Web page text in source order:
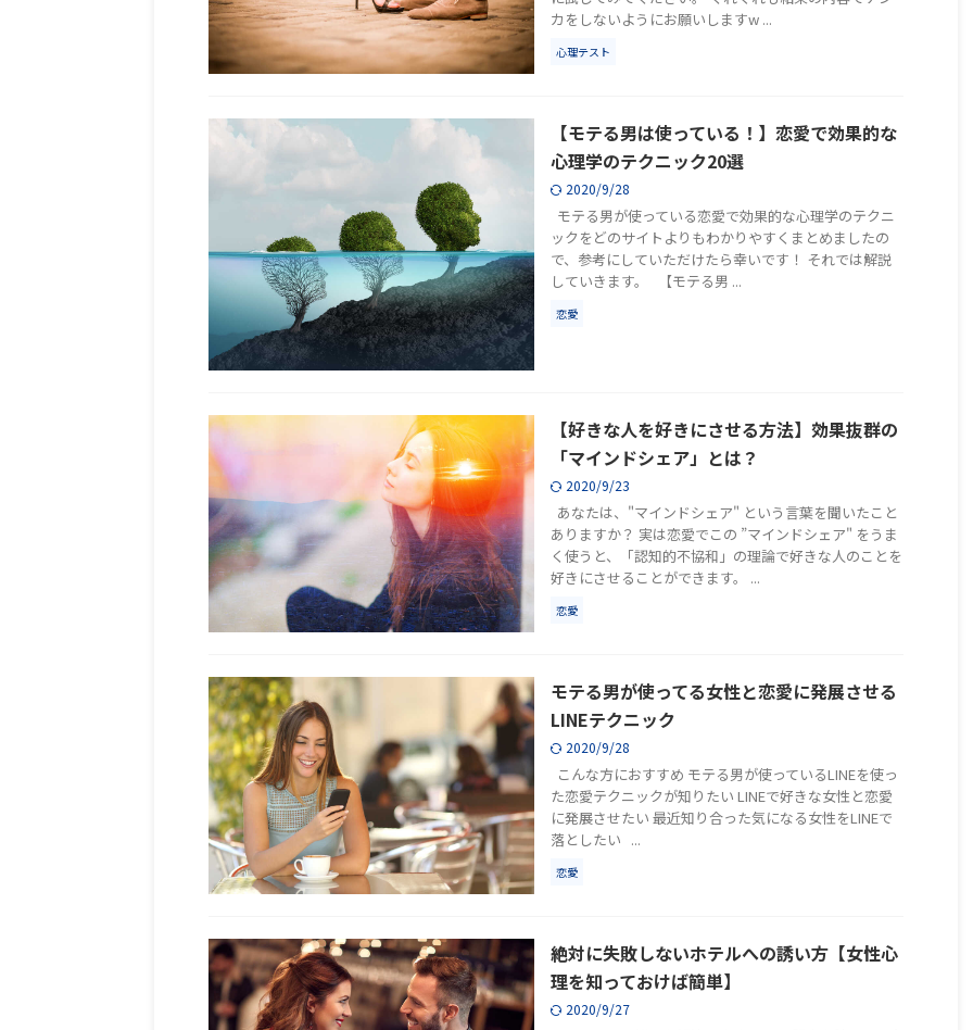
カをしないようにお願いしますw ...
心理テスト
【モテる男は使っている！】恋愛で効果的な
心理学のテクニック20選
2020/9/28
モテる男が使っている恋愛で効果的な心理学のテクニ
ックをどのサイトよりもわかりやすくまとめましたの
で、参考にしていただけたら幸いです！ それでは解説
していきます。 【モテる男 ...
恋愛
【好きな人を好きにさせる方法】効果抜群の
「マインドシェア」とは？
2020/9/23
あなたは、"マインドシェア" という言葉を聞いたこと
ありますか？ 実は恋愛でこの ”マインドシェア" をうま
く使うと、「認知的不協和」の理論で好きな人のことを
好きにさせることができます。 ...
恋愛
モテる男が使ってる女性と恋愛に発展させる
LINEテクニック
2020/9/28
こんな方におすすめ モテる男が使っているLINEを使っ
た恋愛テクニックが知りたい LINEで好きな女性と恋愛
に発展させたい 最近知り合った気になる女性をLINEで
落としたい ...
恋愛
絶対に失敗しないホテルへの誘い方【女性心
理を知っておけば簡単】
2020/9/27